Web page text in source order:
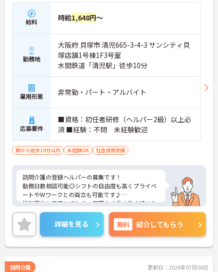
◆兵庫・大阪の関西と東京を中心に在宅介護に特化
した事業所を展開！ケアマネジャー、訪問介護員、
看護師、セラピスト、福祉用具専門相談員等の専門
職が連携をしてチームケアを提供しています。
◆正社員比率は9割以上、20代のスタッフを中心に5
0代までの幅広い年代が活躍されています。
◆ITを活用して業務効率化を図っています。
◆介護、看護、リハビリ等の専門職がチームとして
連携。一人での訪問時もチャットツールで即座に相
談できるほか、全車にドライブレコーダーを完備す
◆ライフスタイルに合わせて固定給と成果給から選
択が可能。資格取得支援を活用した管理職へのステ
ップアップなどキャリアパスも明確で、有資格者と
す。
給料 時給1,648円～
勤務地
大阪府 貝塚市 清児665-3-4-3 サンシティ貝
塚店舗1号棟1F3号室
水間鉄道「清児駅」徒歩10分
雇用形態 非常勤・パート・アルバイト
応募要件
■資格：初任者研修（ヘルパー2級）以上必
須 ■経験：不問 未経験歓迎
駅から徒歩10分以内 未経験OK 社会保険完備
訪問介護の登録ヘルパーの募集です！
勤務日数相談可能◎シフトの自由度も高くプライベ
ートやWワークとの両立も可能です♪
福利厚生も充実しており、無理なく長く働き続けら
れる職場です。
ご興味のある方には、面接対策ポイントなどさらに
詳細をお話いたしますので、お気軽にご相談くださ
い。
詳細を見る 無料 紹介してもらう
訪問介護 更新日：2026年07月08日